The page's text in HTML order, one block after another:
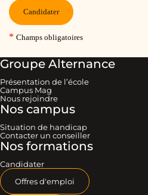
Groupe Alternance
Présentation de l’école
Campus Mag
Nous rejoindre
Nos campus
Situation de handicap
Contacter un conseiller
Nos formations
Candidater
Offres d'emploi